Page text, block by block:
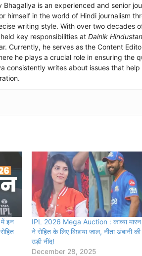
Bhagaliya is an experienced and senior
himself in the world of Hindi journalism
writing style. With over two decades
key responsibilities at Dainik Hindustan
Currently, he serves as the Content
he plays a crucial role in ensuring the
consistently writes about issues that
इन
IPL 2026 Mega Auction : काव्या मारन
ने रोहित के लिए बिछाया जाल, नीता अंबानी की
उड़ी नींद!
December 28, 2025